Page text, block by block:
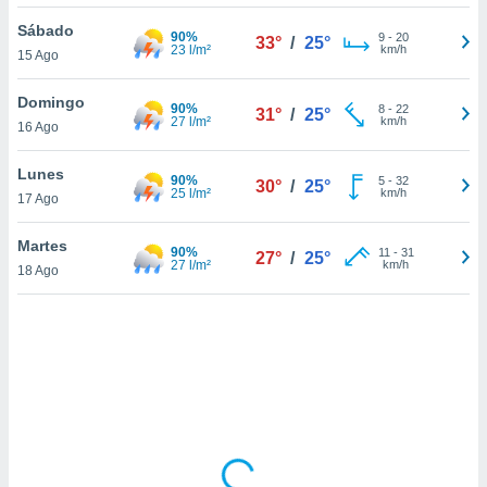
sitio
En
sean
el sitio
ni para
o
Sábado
15 Ago
90%
23 l/m²
33° / 25° 9- 20
km/h
Domingo
16 Ago
90%
27 l/m²
31° / 25° 8- 22
km/h
Lunes
17 Ago
90%
25 l/m²
30° / 25° 5- 32
km/h
Martes
18 Ago
90%
27 l/m²
27° / 25° 11 - 31
km/h